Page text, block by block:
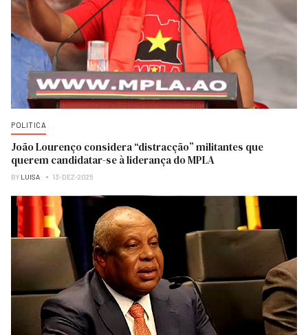
POLITICA
João Lourenço considera “distracção” militantes que
querem candidatar-se à liderança do MPLA
BY LUISA 13-DEZ-2025